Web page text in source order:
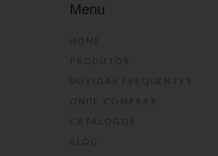
Menu
HOME
PRODUTOS
DÚVIDAS FREQUENTES
ONDE COMPRAR
CATÁLOGOS
BLOG